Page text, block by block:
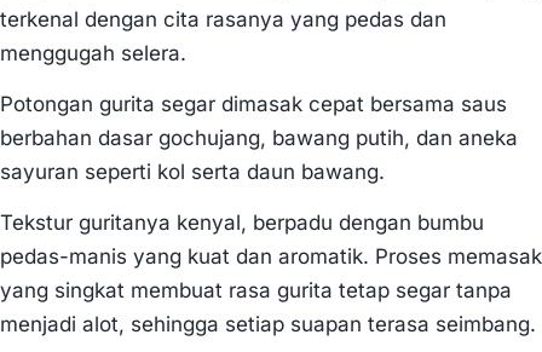
terkenal dengan cita rasanya yang pedas dan
menggugah selera.
Potongan gurita segar dimasak cepat bersama saus
berbahan dasar gochujang, bawang putih, dan aneka
sayuran seperti kol serta daun bawang.
Tekstur guritanya kenyal, berpadu dengan bumbu
pedas-manis yang kuat dan aromatik. Proses memasak
yang singkat membuat rasa gurita tetap segar tanpa
menjadi alot, sehingga setiap suapan terasa seimbang.